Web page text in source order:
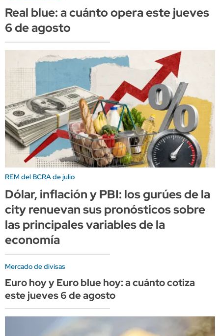
Real blue: a cuánto opera este jueves
6 de agosto
REM del BCRA de julio
Dólar, inflación y PBI: los gurúes de la
city renuevan sus pronósticos sobre
las principales variables de la
economía
Mercado de divisas
Euro hoy y Euro blue hoy: a cuánto cotiza
este jueves 6 de agosto